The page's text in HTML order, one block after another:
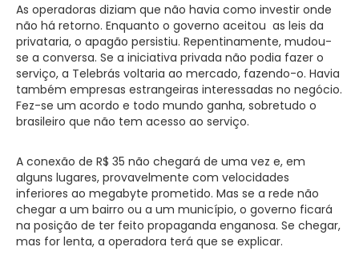
As operadoras diziam que não havia como investir onde
não há retorno. Enquanto o governo aceitou as leis da
privataria, o apagão persistiu. Repentinamente, mudou-
se a conversa. Se a iniciativa privada não podia fazer o
serviço, a Telebrás voltaria ao mercado, fazendo-o. Havia
também empresas estrangeiras interessadas no negócio.
Fez-se um acordo e todo mundo ganha, sobretudo o
brasileiro que não tem acesso ao serviço.
A conexão de R$ 35 não chegará de uma vez e, em
alguns lugares, provavelmente com velocidades
inferiores ao megabyte prometido. Mas se a rede não
chegar a um bairro ou a um município, o governo ficará
na posição de ter feito propaganda enganosa. Se chegar,
mas for lenta, a operadora terá que se explicar.